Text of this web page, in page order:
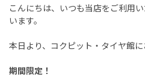
こんにちは、いつも当店をご利用
います。
本日より、コクピット・タイヤ館に
期間限定！